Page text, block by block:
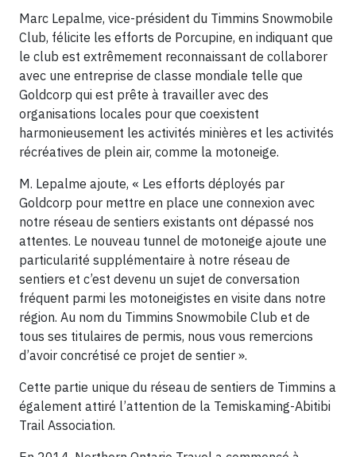
Marc Lepalme, vice-président du Timmins Snowmobile
Club, félicite les efforts de Porcupine, en indiquant que
le club est extrêmement reconnaissant de collaborer
avec une entreprise de classe mondiale telle que
Goldcorp qui est prête à travailler avec des
organisations locales pour que coexistent
harmonieusement les activités minières et les activités
récréatives de plein air, comme la motoneige.
M. Lepalme ajoute, « Les efforts déployés par
Goldcorp pour mettre en place une connexion avec
notre réseau de sentiers existants ont dépassé nos
attentes. Le nouveau tunnel de motoneige ajoute une
particularité supplémentaire à notre réseau de
sentiers et c’est devenu un sujet de conversation
fréquent parmi les motoneigistes en visite dans notre
région. Au nom du Timmins Snowmobile Club et de
tous ses titulaires de permis, nous vous remercions
d’avoir concrétisé ce projet de sentier ».
Cette partie unique du réseau de sentiers de Timmins a
également attiré l’attention de la Temiskaming-Abitibi
Trail Association.